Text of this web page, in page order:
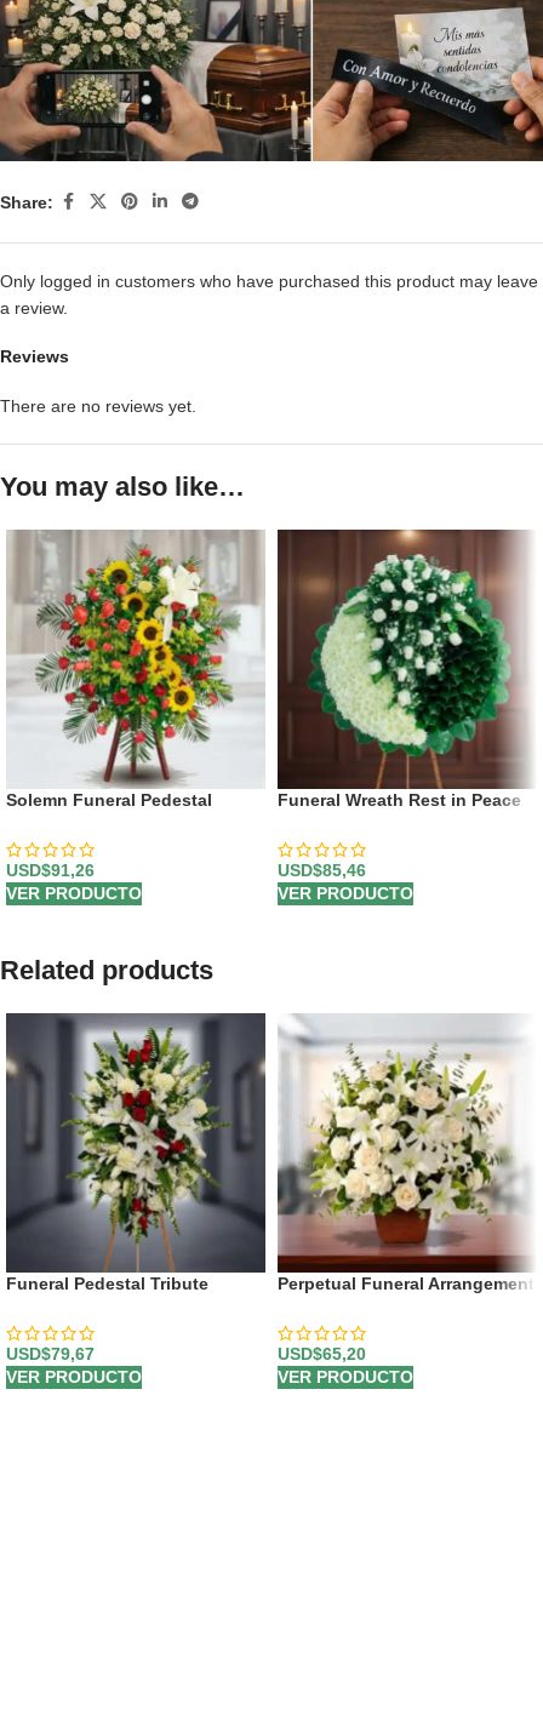
Share:
Reviews
There are no reviews yet.
Only logged in customers who have purchased this product may leave
a review.
You may also like…
Solemn Funeral Pedestal
USD$91,26
VER PRODUCTO
Funeral Wreath Rest in Peace
USD$85,46
VER PRODUCTO
Related products
Funeral Pedestal Tribute
USD$79,67
VER PRODUCTO
Perpetual Funeral Arrangement
USD$65,20
VER PRODUCTO